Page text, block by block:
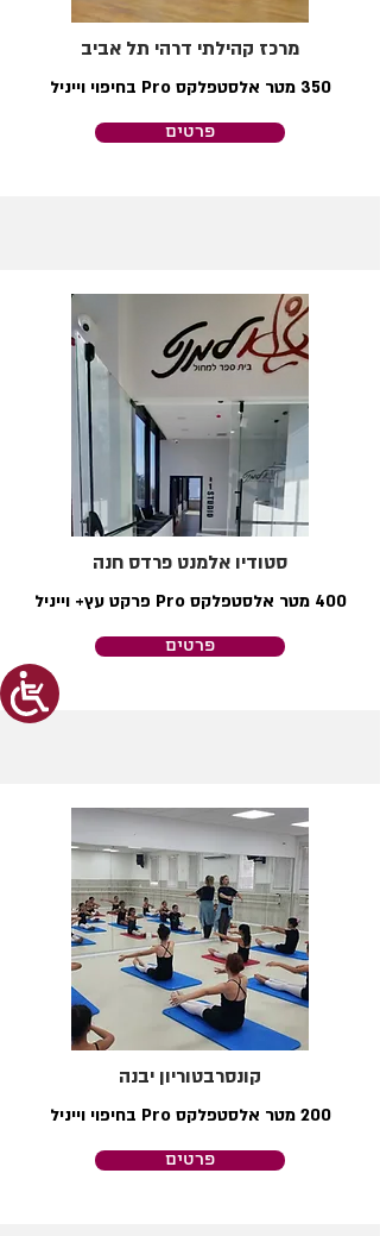
מרכז קהילתי דרהי תל אביב
350 מטר אלסטפלקס Pro בחיפוי וייניל
פרטים
סטודיו אלמנט פרדס חנה
400 מטר אלסטפלקס Pro פרקט עץ+ וייניל
פרטים
קונסרבטוריון יבנה
200 מטר אלסטפלקס Pro בחיפוי וייניל
פרטים